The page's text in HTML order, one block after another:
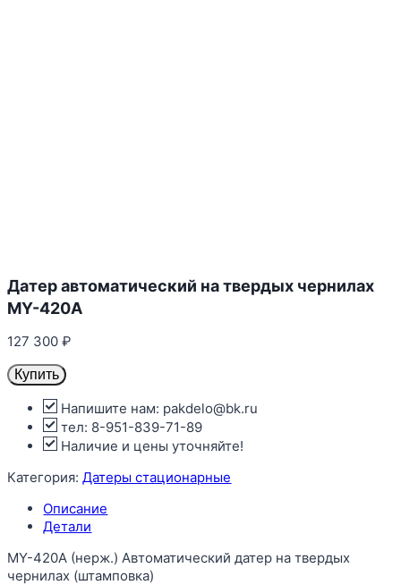
Датер автоматический на твердых чернилах
MY-420A
127 300₽
Купить
Напишите нам: pakdelo@bk.ru
тел: 8-951-839-71-89
Наличие и цены уточняйте!
Категория:Датеры стационарные
Описание
Детали
MY-420A (нерж.) Автоматический датер на твердых
чернилах (штамповка)